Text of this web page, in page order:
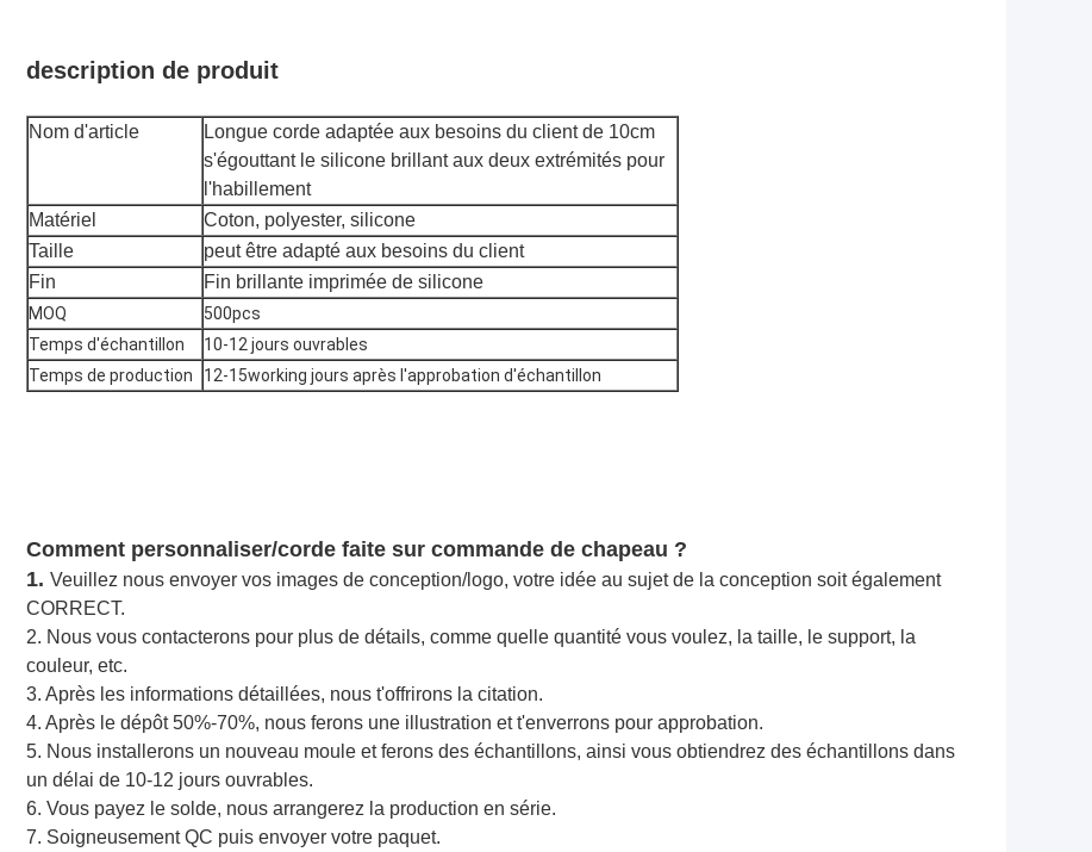
description de produit
Nom d'article
Longue corde adaptée aux besoins du client de 10cm
s'égouttant le silicone brillant aux deux extrémités pour
l'habillement
Matériel
Coton, polyester, silicone
Taille
peut être adapté aux besoins du client
Fin
Fin brillante imprimée de silicone
MOQ
500pcs
Temps d'échantillon
10-12 jours ouvrables
Temps de production
12-15working jours après l'approbation d'échantillon
Comment personnaliser/corde faite sur commande de chapeau ?
1. Veuillez nous envoyer vos images de conception/logo, votre idée au sujet de la conception soit également
CORRECT.
2. Nous vous contacterons pour plus de détails, comme quelle quantité vous voulez, la taille, le support, la
couleur, etc.
3. Après les informations détaillées, nous t'offrirons la citation.
4. Après le dépôt 50%-70%, nous ferons une illustration et t'enverrons pour approbation.
5. Nous installerons un nouveau moule et ferons des échantillons, ainsi vous obtiendrez des échantillons dans
un délai de 10-12 jours ouvrables.
6. Vous payez le solde, nous arrangerez la production en série.
7. Soigneusement QC puis envoyer votre paquet.